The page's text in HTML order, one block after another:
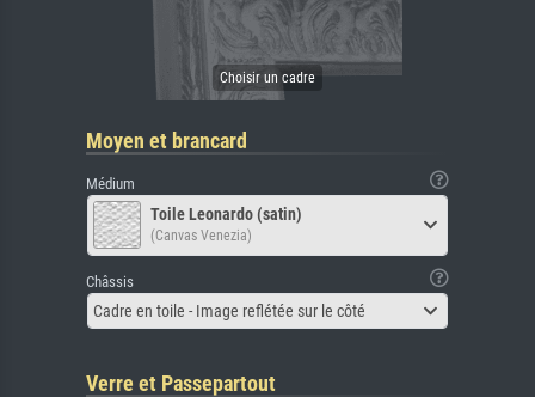
Moyen et brancard
Médium
Toile Leonardo (satin)
(Canvas Venezia)
Châssis
Cadre en toile - Image reflétée sur le côté
Verre et Passepartout